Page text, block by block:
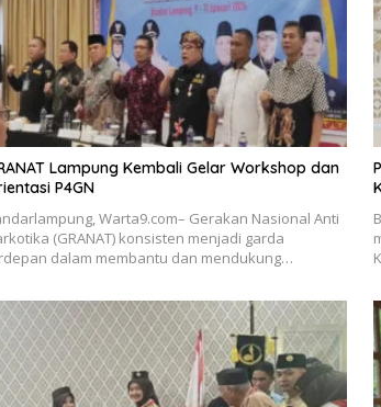
Lampung Kembali Gelar Workshop dan
P4GN
Warta9.com– Gerakan Nasional Anti
(GRANAT) konsisten menjadi garda
dalam membantu dan mendukung…